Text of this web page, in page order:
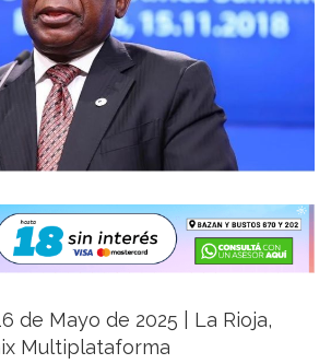
de Mayo de 2025 | La Rioja,
Multiplataforma